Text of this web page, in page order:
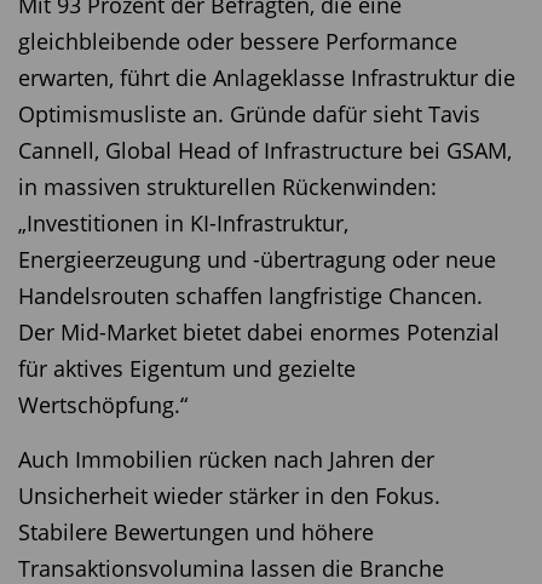
gleichbleibende oder bessere Performance
erwarten, führt die Anlageklasse Infrastruktur die
Optimismusliste an. Gründe dafür sieht Tavis
Cannell, Global Head of Infrastructure bei GSAM,
in massiven strukturellen Rückenwinden:
„Investitionen in KI-Infrastruktur,
Energieerzeugung und -übertragung oder neue
Handelsrouten schaffen langfristige Chancen.
Der Mid-Market bietet dabei enormes Potenzial
für aktives Eigentum und gezielte
Wertschöpfung.“
Auch Immobilien rücken nach Jahren der
Unsicherheit wieder stärker in den Fokus.
Stabilere Bewertungen und höhere
Transaktionsvolumina lassen die Branche